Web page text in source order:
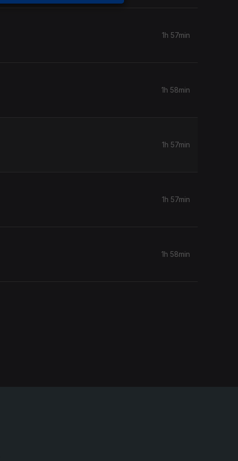
1h 57min
1h 58min
1h 57min
1h 57min
1h 58min